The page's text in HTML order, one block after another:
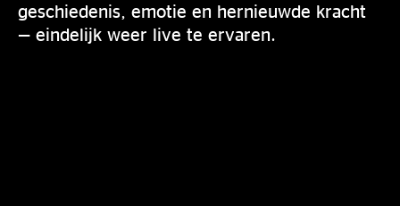
geschiedenis, emotie en hernieuwde kracht
— eindelijk weer live te ervaren.